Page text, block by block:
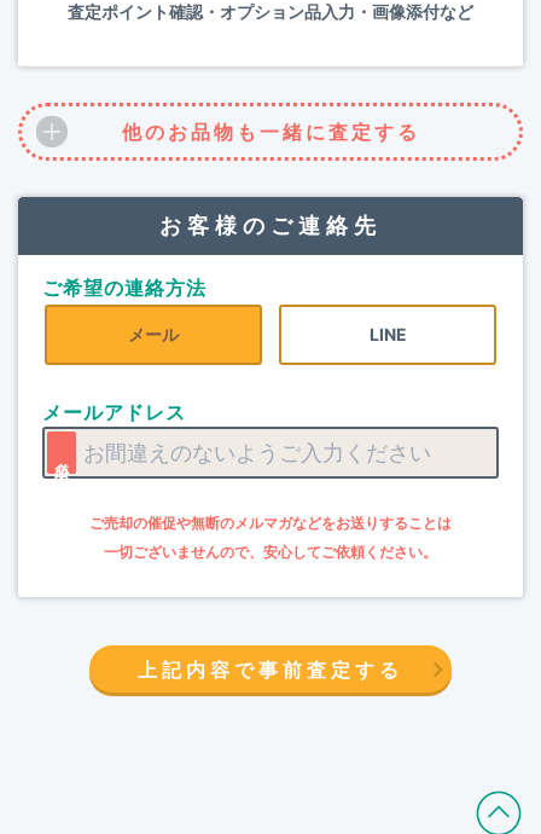
査定ポイント確認・オプション品入力・画像添付など
他のお品物も一緒に査定する
お客様のご連絡先
ご希望の連絡方法
メール LINE
メールアドレス
上記内容で事前査定する